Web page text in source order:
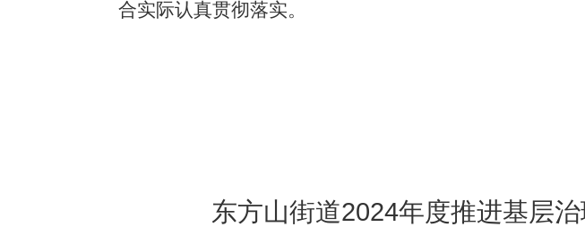
合实际认真贯彻落实。
东方山街道2024年度推进基层